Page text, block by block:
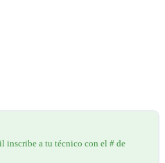
inscribe a tu técnico con el # de